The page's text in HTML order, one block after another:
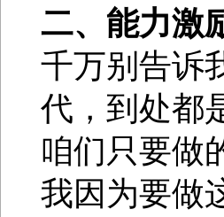
二、能力激
千万别告诉
代，到处都
咱们只要做
我因为要做